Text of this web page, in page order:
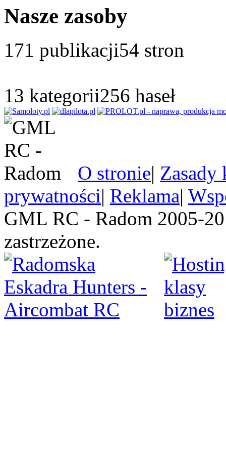
Nasze zasoby
171 publikacji54 stron
13 kategorii256 haseł
O stronie| Zasady
prywatności| Reklama|
GML RC - Radom 2005-
zastrzeżone.